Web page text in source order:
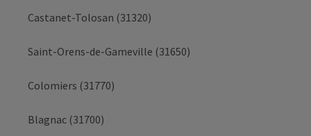
Castanet-Tolosan (31320)
Saint-Orens-de-Gameville (31650)
Colomiers (31770)
Blagnac (31700)